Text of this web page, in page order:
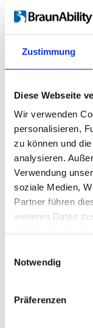
Zustimmung
Diese Webseite
Wir verwenden
personalisieren,
zu können und
analysieren.
Verwendung
soziale Medien,
Partner führen
weiteren Daten
Notwendig
Präferenzen
Locker
Carony 16:
Datei:
7
Dateigröße:
Datum:2025-
Sprache:
Italian